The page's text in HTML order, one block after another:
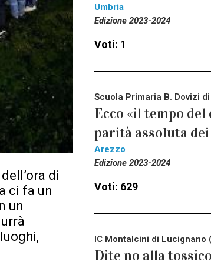
di
ci fa un
un
Umbria
Edizione 2023-2024
Voti: 1
Scuola Primaria B. Dovizi
Ecco «il tempo del
parità assoluta
Arezzo
Edizione 2023-2024
Voti: 629
IC Montalcini di Lucignano
Dite no alla